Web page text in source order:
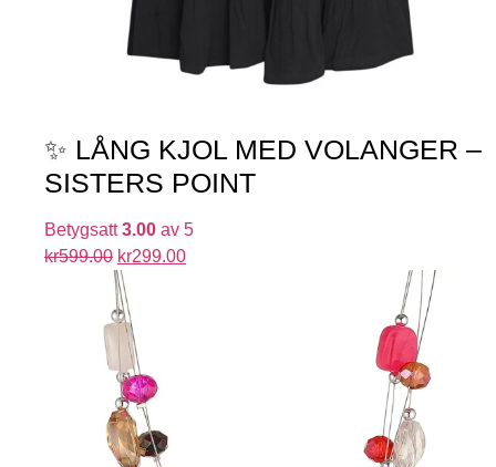
✨ LÅNG KJOL MED VOLANGER –
SISTERS POINT
Betygsatt3.00 av 5
kr599.00 kr299.00